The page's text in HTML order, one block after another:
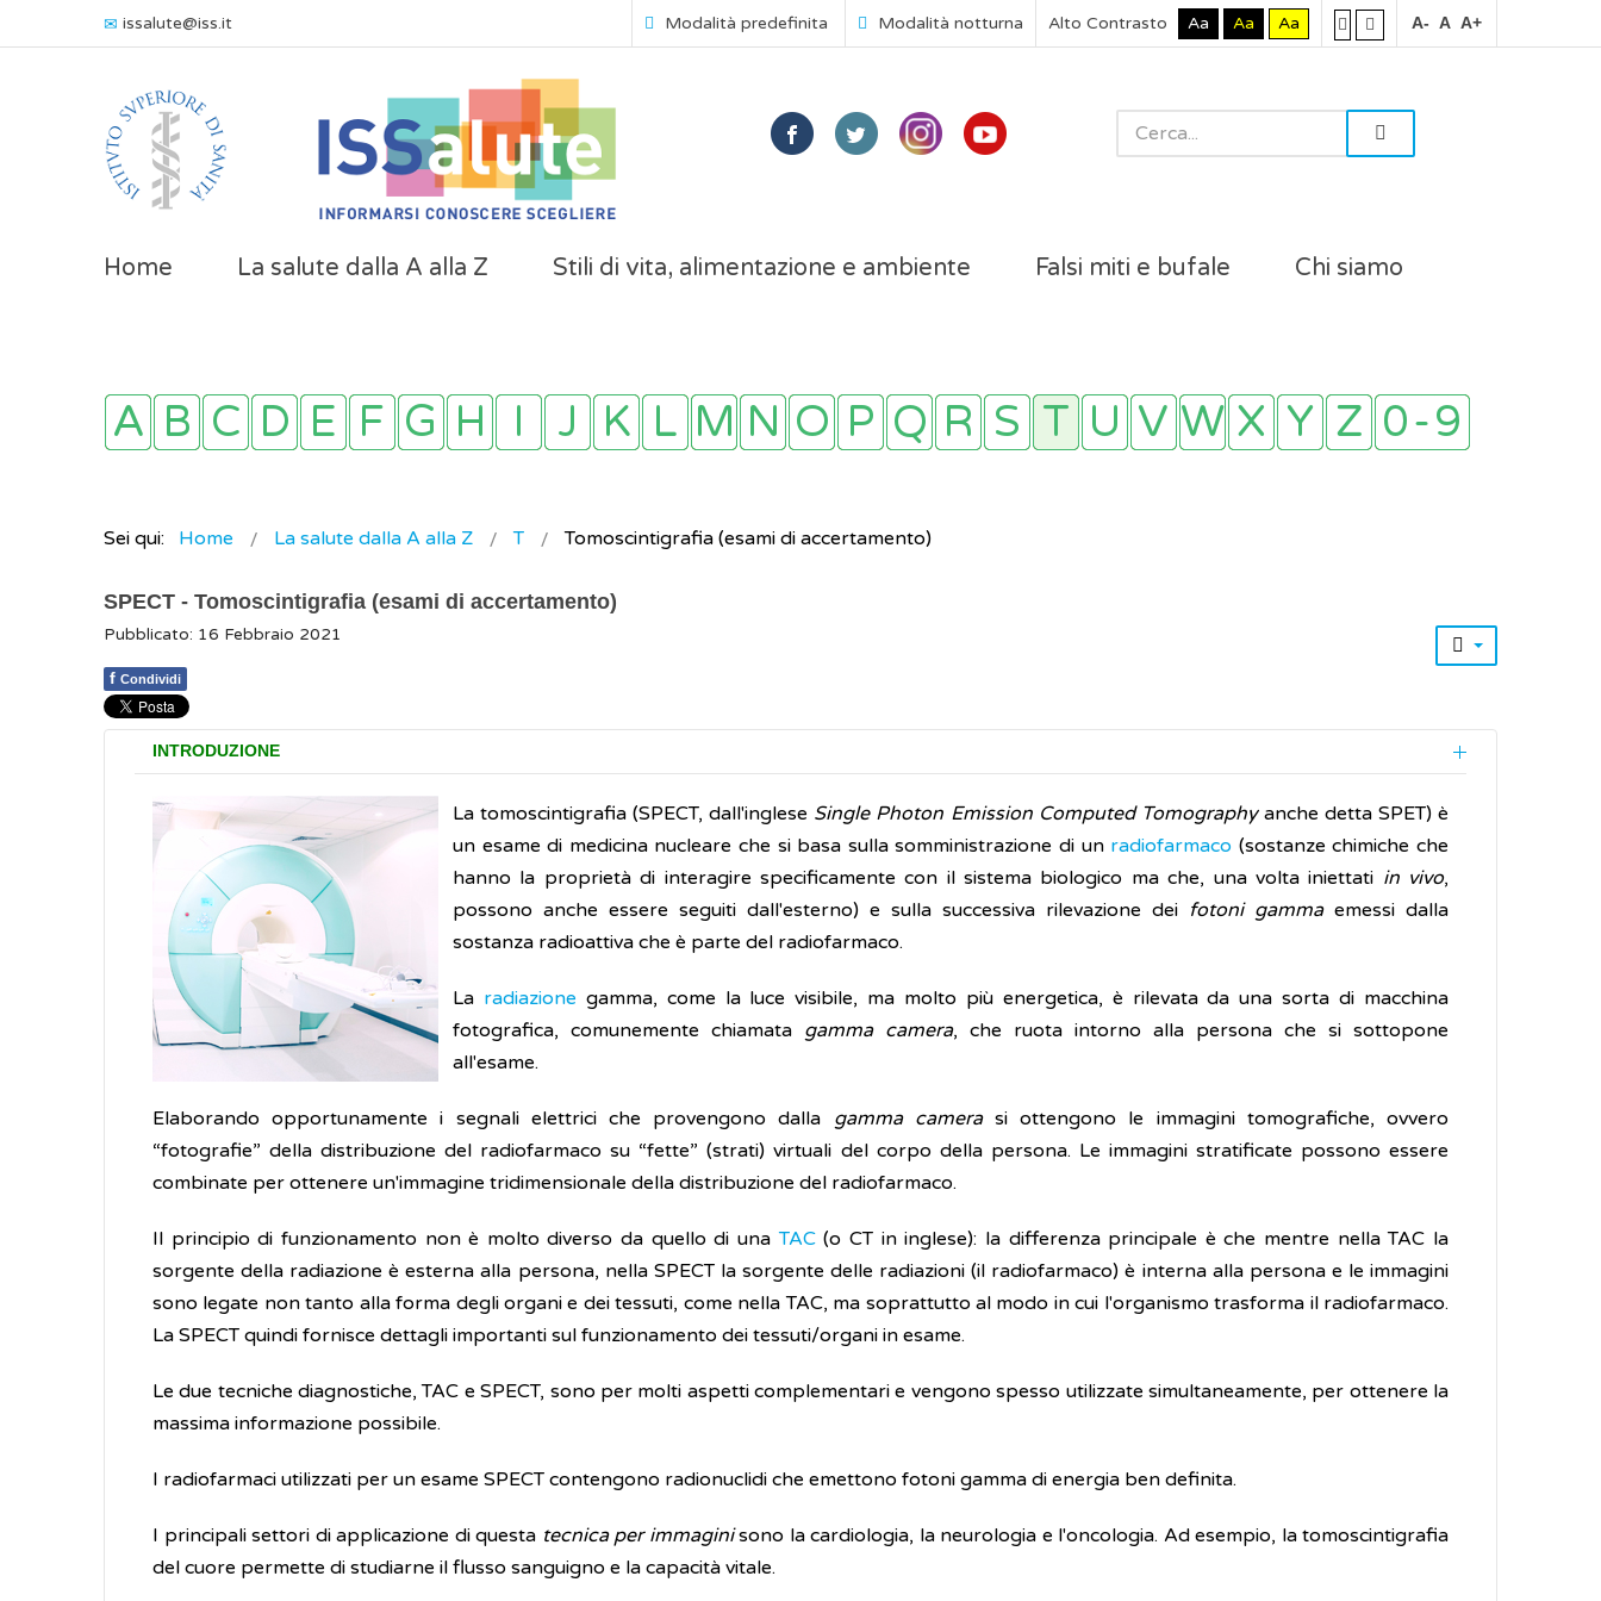
issalute@iss.it Modalità predefinita Modalità notturna Alto Contrasto Aa Aa Aa A- A A+
Home La salute dalla A alla Z Stili di vita, alimentazione e ambiente Falsi miti e bufale Chi siamo
Sei qui: Home La salute dalla A alla Z T Tomoscintigrafia (esami di accertamento)
SPECT - Tomoscintigrafia (esami di accertamento)
Pubblicato: 16 Febbraio 2021
f Condividi
INTRODUZIONE
La tomoscintigrafia (SPECT, dall'inglese Single Photon Emission Computed Tomographyanche detta SPET) è
un esame di medicina nucleare che si basa sulla somministrazione di un radiofarmaco (sostanze chimiche che
hanno la proprietà di interagire specificamente con il sistema biologico ma che, una volta iniettati in vivo,
possono anche essere seguiti dall'esterno) e sulla successiva rilevazione dei fotoni gammaemessi dalla
sostanza radioattiva che è parte del radiofarmaco.
La radiazione gamma, come la luce visibile, ma molto più energetica, è rilevata da una sorta di macchina
fotografica, comunemente chiamata gamma camera, che ruota intorno alla persona che si sottopone
all'esame.
Elaborando opportunamente i segnali elettrici che provengono dalla gamma camerasi ottengono le immagini tomografiche, ovvero
“fotografie” della distribuzione del radiofarmaco su “fette” (strati) virtuali del corpo della persona. Le immagini stratificate possono essere
combinate per ottenere un'immagine tridimensionale della distribuzione del radiofarmaco.
Il principio di funzionamento non è molto diverso da quello di unaTAC(o CT in inglese): la differenza principale è che mentre nella TAC la
sorgente della radiazione è esterna alla persona, nella SPECT la sorgente delle radiazioni (il radiofarmaco) è interna alla persona e le immagini
sono legate non tanto alla forma degli organi e dei tessuti, come nella TAC, ma soprattutto al modo in cui l'organismo trasforma il radiofarmaco.
La SPECT quindi fornisce dettagli importanti sul funzionamento dei tessuti/organi in esame.
Le due tecniche diagnostiche, TAC e SPECT, sono per molti aspetti complementari e vengono spesso utilizzate simultaneamente, per ottenere la
massima informazione possibile.
I radiofarmaci utilizzati per un esame SPECT contengono radionuclidi che emettono fotoni gamma di energia ben definita.
I principali settori di applicazione di questa tecnica per immaginisono la cardiologia, la neurologia e l'oncologia. Ad esempio, la tomoscintigrafia
del cuore permette di studiarne il flusso sanguigno e la capacità vitale.